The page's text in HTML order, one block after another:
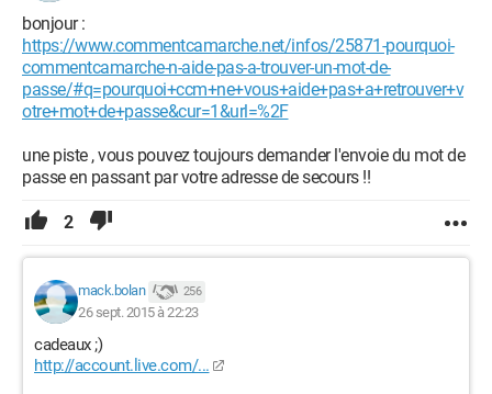
bonjour :
https://www.commentcamarche.net/infos/25871-pourquoi-
commentcamarche-n-aide-pas-a-trouver-un-mot-de-
passe/#q=pourquoi+ccm+ne+vous+aide+pas+a+retrouver+v
otre+mot+de+passe&cur=1&url=%2F
une piste , vous pouvez toujours demander l'envoie du mot de
passe en passant par votre adresse de secours !!
2
mack.bolan 256
26 sept. 2015 à 22:23
cadeaux ;)
http://account.live.com/...